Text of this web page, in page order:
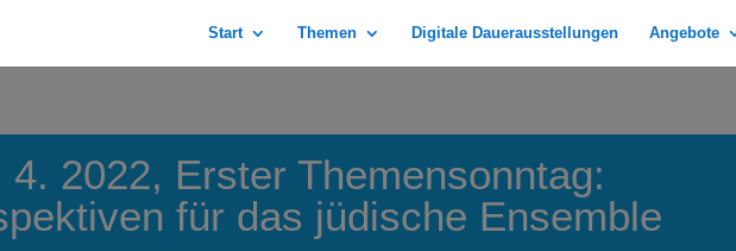
Start Themen Digitale Dauerausstellungen Angebote
4. 2022, Erster Themensonntag:
für das jüdische Ensemble